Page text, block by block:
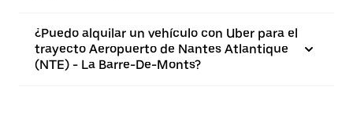
¿Puedo alquilar un vehículo con Uber para el
trayecto Aeropuerto de Nantes Atlantique
(NTE) - La Barre-De-Monts?